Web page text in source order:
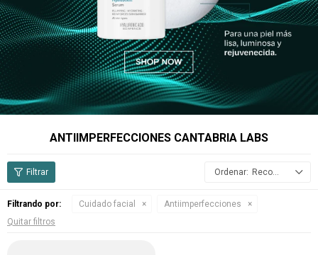
ANTIIMPERFECCIONES CANTABRIA LABS
Recomendados
Filtrando por: Cuidado facial
Antiimperfecciones
Quitar filtros